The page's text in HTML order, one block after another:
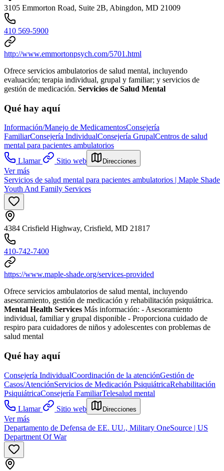
3105 Emmorton Road, Suite 2B, Abingdon, MD 21009
410 569-5900
http://www.emmortonpsych.com/5701.html
Ofrece servicios ambulatorios de salud mental, incluyendo
evaluación; terapia individual, grupal y familiar; y servicios de
gestión de medicación. Servicios de Salud Mental
Qué hay aquí
Información/Manejo de MedicamentosConsejería
FamiliarConsejería IndividualConsejería GrupalCentros de salud
mental para pacientes ambulatorios
Llamar
Sitio web Direcciones
Ver más
Servicios de salud mental para pacientes ambulatorios | Maple Shade
Youth And Family Services
4384 Crisfield Highway, Crisfield, MD 21817
410-742-7400
https://www.maple-shade.org/services-provided
Ofrece servicios ambulatorios de salud mental, incluyendo
asesoramiento, gestión de medicación y rehabilitación psiquiátrica.
Mental Health Services Más información: -Asesoramiento
individual, familiar y grupal disponible - Proporciona cuidado de
respiro para cuidadores de niños y adolescentes con problemas de
salud mental
Qué hay aquí
Consejería IndividualCoordinación de la atenciónGestión de
Casos/AtenciónServicios de Medicación PsiquiátricaRehabilitación
PsiquiátricaConsejería FamiliarTelesalud mental
Llamar
Sitio web Direcciones
Ver más
Departamento de Defensa de EE. UU., Military OneSource | US
Department Of War